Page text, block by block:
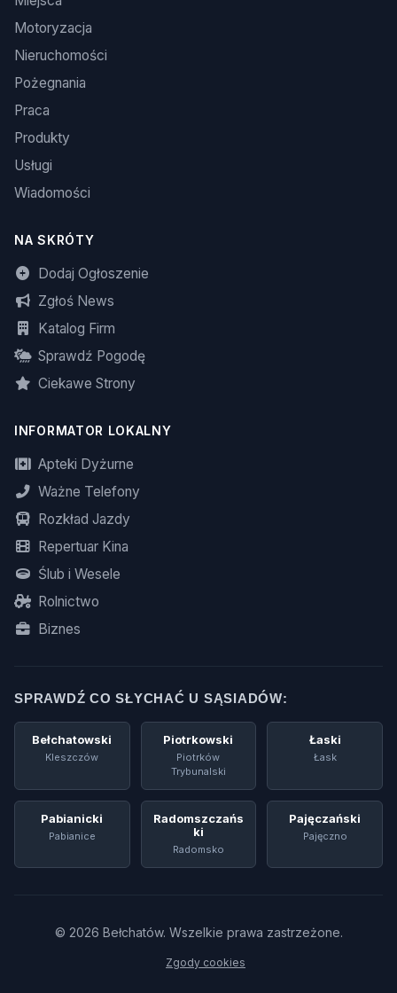
Motoryzacja
Nieruchomości
Pożegnania
Praca
Produkty
Usługi
Wiadomości
NA SKRÓTY
Dodaj Ogłoszenie
Zgłoś News
Katalog Firm
Sprawdź Pogodę
Ciekawe Strony
INFORMATOR LOKALNY
Apteki Dyżurne
Ważne Telefony
Rozkład Jazdy
Repertuar Kina
Ślub i Wesele
Rolnictwo
Biznes
SPRAWDŹ CO SŁYCHAĆ U SĄSIADÓW:
Bełchatowski
Kleszczów
Piotrkowski
Piotrków
Trybunalski
Łaski
Łask
Pabianicki
Pabianice
Radomszczańs
Ki
Radomsko
Pajęczański
Pajęczno
© 2026 Bełchatów. Wszelkie prawa zastrzeżone.
Zgody cookies